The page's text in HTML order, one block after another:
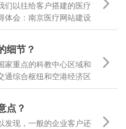
们以往给客户搭建的医疗
体会：南京医疗网站建设
器械，有的做医疗咨询，
站建设
细节？
家重点的科教中心区域和
通综合枢纽和空港经济区
主城区，航空、港口、铁
点？
发现，一般的企业客户还